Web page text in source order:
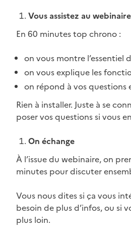
Vous assistez au webinaire
En 60 minutes top chrono :
on vous montre l’essentiel
on vous explique les
on répond à vos questions
Rien à installer. Juste à se
poser vos questions si vous
On échange
À l’issue du webinaire, on
minutes pour discuter
Vous nous dites si ça vous
besoin de plus d’infos, ou si
plus loin.